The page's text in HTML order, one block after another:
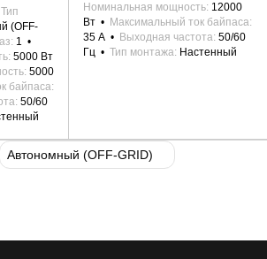
Тип
(OFF-
1
5000 Вт
5000
байпаса
50/60
Номинальная мощность 12000
Вт
Максимальный ток байпаса
35 А
Выходная частота 50/60
Гц
Тип монтажа Настенный
Автономный (OFF-GRID)